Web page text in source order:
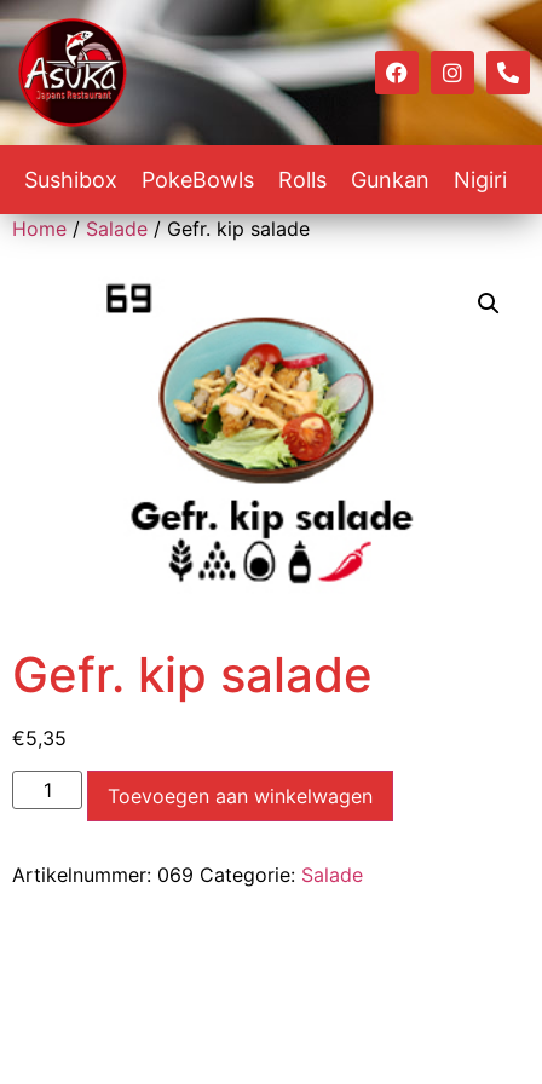
Sushibox PokeBowls Rolls Gunkan Nigiri
Home/Salade/ Gefr. kip salade
Gefr. kip salade
€5,35
Toevoegen aan winkelwagen
Artikelnummer: 069 Categorie: Salade